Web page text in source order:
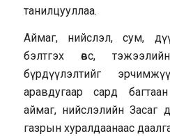
танилцууллаа.
Аймаг, нийслэл, сум,
бэлтгэх өвс,
бүрдүүлэлтийг
аравдугаар сард
аймаг, нийслэлийн Засаг
газрын хуралдаанаас